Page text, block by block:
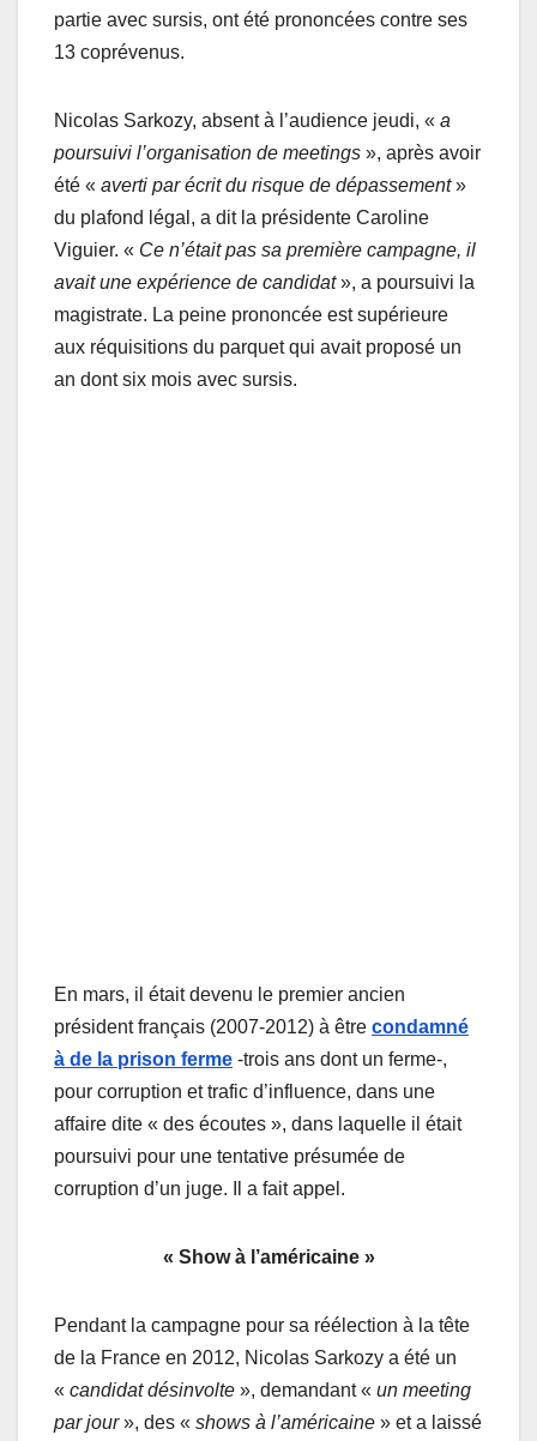
partie avec sursis, ont été prononcées contre ses
13 coprévenus.
Nicolas Sarkozy, absent à l’audience jeudi, « a
poursuivi l’organisation de meetings », après avoir
été « averti par écrit du risque de dépassement»
du plafond légal, a dit la présidente Caroline
Viguier. « Ce n’était pas sa première campagne, il
avait une expérience de candidat», a poursuivi la
magistrate. La peine prononcée est supérieure
aux réquisitions du parquet qui avait proposé un
an dont six mois avec sursis.
En mars, il était devenu le premier ancien
président français (2007-2012) à être condamné
à de la prison ferme -trois ans dont un ferme-,
pour corruption et trafic d’influence, dans une
affaire dite « des écoutes », dans laquelle il était
poursuivi pour une tentative présumée de
corruption d’un juge. Il a fait appel.
« Show à l’américaine »
Pendant la campagne pour sa réélection à la tête
de la France en 2012, Nicolas Sarkozy a été un
« candidat désinvolte », demandant « un meeting
par jour», des « shows à l’américaine » et a laissé